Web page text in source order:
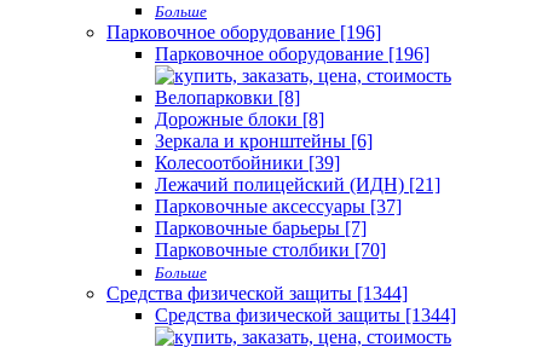
Больше
Парковочное оборудование [196]
Парковочное оборудование [196]
Велопарковки [8]
Дорожные блоки [8]
Зеркала и кронштейны [6]
Колесоотбойники [39]
Лежачий полицейский (ИДН) [21]
Парковочные аксессуары [37]
Парковочные барьеры [7]
Парковочные столбики [70]
Больше
Средства физической защиты [1344]
Средства физической защиты [1344]